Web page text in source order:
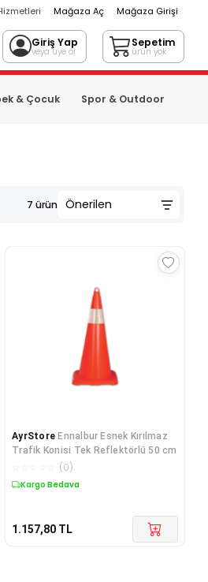
Mağaza Aç Mağaza Girişi
Giriş Yap
veya üye ol
Sepetim
ürün yok
& Çocuk Spor & Outdoor
7 ürün
AyrStore Ennalbur Esnek Kırılmaz
Trafik Konisi Tek Reflektörlü 50 cm
(0)
Kargo Bedava
1.157,80 TL